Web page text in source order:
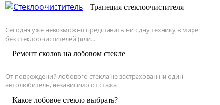
Трапеция стеклоочистителя
Сегодня уже невозможно представить ни одну технику в мире
без стеклоочистителей (или...
Ремонт сколов на лобовом стекле
От повреждений лобового стекла не застрахован ни один
автолюбитель, независимо от стажа
Какое лобовое стекло выбрать?